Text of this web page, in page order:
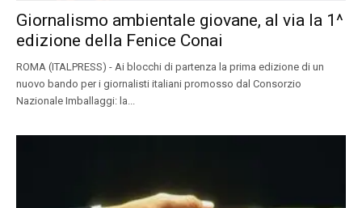
Giornalismo ambientale giovane, al via la 1^
edizione della Fenice Conai
ROMA (ITALPRESS) - Ai blocchi di partenza la prima edizione di un
nuovo bando per i giornalisti italiani promosso dal Consorzio
Nazionale Imballaggi: la...